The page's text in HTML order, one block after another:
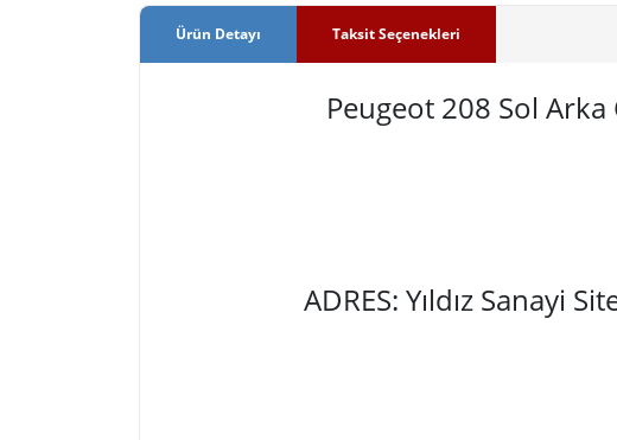
Ürün Detayı Taksit Seçenekleri
Peugeot 208 Sol Arka
ADRES: Yıldız Sanayi